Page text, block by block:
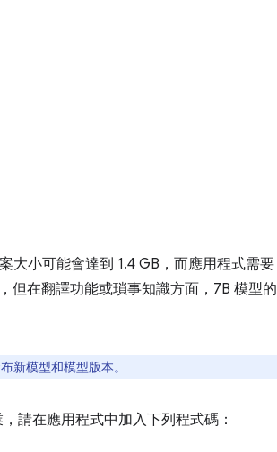
大小可能會達到 1.4 GB，而應用程式需要
但在翻譯功能或瑣事知識方面，7B 模型的
新模型和模型版本。
請在應用程式中加入下列程式碼：